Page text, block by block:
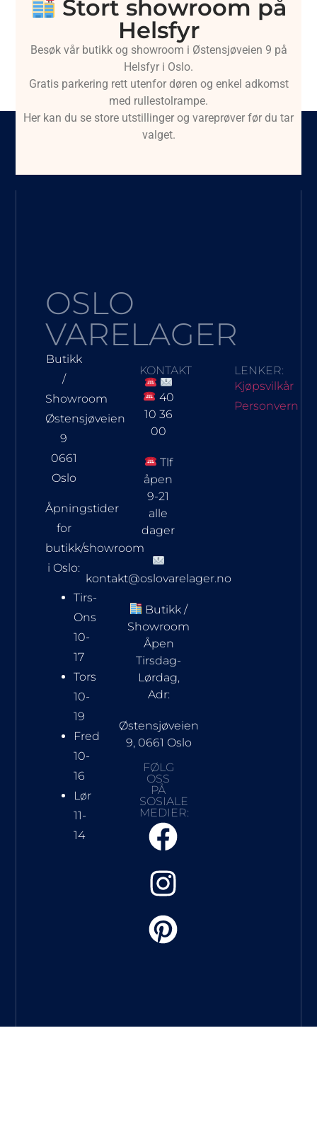
Stort showroom på
Helsfyr
Besøk vår butikk og showroom i Østensjøveien 9 på
Helsfyr i Oslo.
Gratis parkering rett utenfor døren og enkel adkomst
med rullestolrampe.
Her kan du se store utstillinger og vareprøver før du tar
valget.
OSLO
VARELAGER
Butikk
/
Showroom
Østensjøveien
9
0661
Oslo
Åpningstider
for
butikk/showroom
i Oslo:
Tirs-
Ons
10-
17
Tors
10-
19
Fred
10-
16
Lør
11-
14
KONTAKT
40
10 36
00
Tlf
åpen
9-21
alle
dager
kontakt@oslovarelager.no
Butikk /
Showroom
Åpen
Tirsdag-
Lørdag,
Adr:
Østensjøveien
9, 0661 Oslo
FØLG
OSS
PÅ
SOSIALE
MEDIER:
LENKER:
Kjøpsvilkår
Personvern